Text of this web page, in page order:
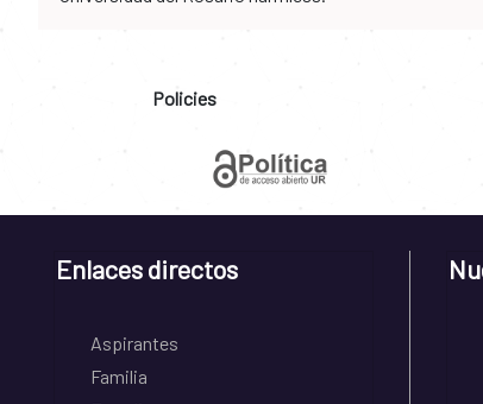
Policies
Enlaces directos
Aspirantes
Familia